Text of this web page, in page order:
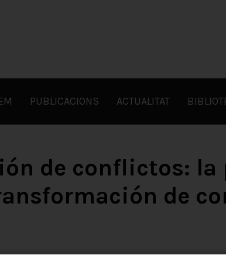
PUBLICACIONS ACTUALITAT
de conflictos: la
de